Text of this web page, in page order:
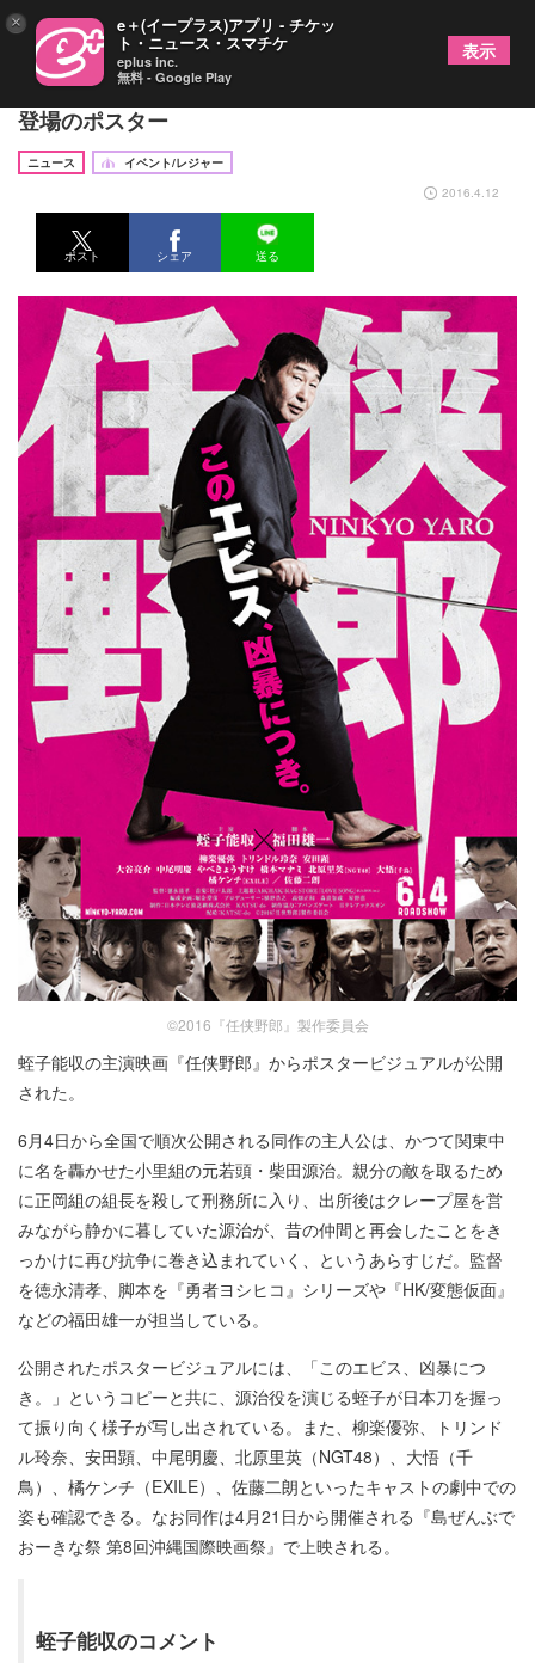
蛭子能収主演のヤクザ映画『任侠野郎』、安田顕ら
登場のポスター
ニュース
イベント/レジャー
2016.4.12
ポスト シェア 送る
©2016『任侠野郎』製作委員会
蛭子能収の主演映画『任侠野郎』からポスタービジュアルが公開
された。
6月4日から全国で順次公開される同作の主人公は、かつて関東中
に名を轟かせた小里組の元若頭・柴田源治。親分の敵を取るため
に正岡組の組長を殺して刑務所に入り、出所後はクレープ屋を営
みながら静かに暮していた源治が、昔の仲間と再会したことをき
っかけに再び抗争に巻き込まれていく、というあらすじだ。監督
を徳永清孝、脚本を『勇者ヨシヒコ』シリーズや『HK/変態仮面』
などの福田雄一が担当している。
公開されたポスタービジュアルには、「このエビス、凶暴につ
き。」というコピーと共に、源治役を演じる蛭子が日本刀を握っ
て振り向く様子が写し出されている。また、柳楽優弥、トリンド
ル玲奈、安田顕、中尾明慶、北原里英（NGT48）、大悟（千
鳥）、橘ケンチ（EXILE）、佐藤二朗といったキャストの劇中での
姿も確認できる。なお同作は4月21日から開催される『島ぜんぶで
おーきな祭 第8回沖縄国際映画祭』で上映される。
蛭子能収のコメント
× e＋(イープラス)アプリ - チケッ
ト・ニュース・スマチケ
eplus inc.
無料 - Google Play
表示